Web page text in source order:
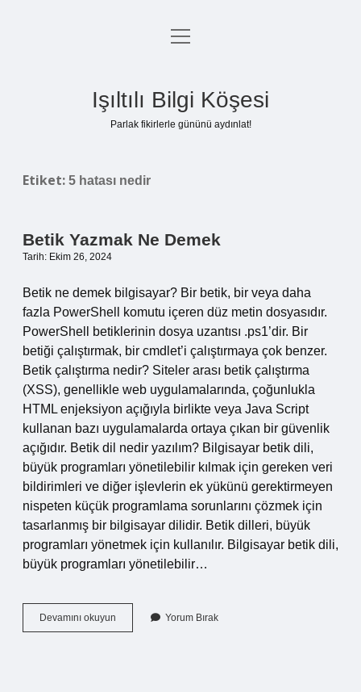
Anasayfa
Yasal Uyarı
menüyü
Işıltılı Bilgi Köşesi
Parlak fikirlerle gününü aydınlat!
Etiket: 5 hatası nedir
Betik Yazmak Ne Demek
Tarih: Ekim 26, 2024
Betik ne demek bilgisayar? Bir betik, bir veya daha
fazla PowerShell komutu içeren düz metin dosyasıdır.
PowerShell betiklerinin dosya uzantısı .ps1’dir. Bir
betiği çalıştırmak, bir cmdlet’i çalıştırmaya çok benzer.
Betik çalıştırma nedir? Siteler arası betik çalıştırma
(XSS), genellikle web uygulamalarında, çoğunlukla
HTML enjeksiyon açığıyla birlikte veya Java Script
kullanan bazı uygulamalarda ortaya çıkan bir güvenlik
açığıdır. Betik dil nedir yazılım? Bilgisayar betik dili,
büyük programları yönetilebilir kılmak için gereken veri
bildirimleri ve diğer işlevlerin ek yükünü gerektirmeyen
nispeten küçük programlama sorunlarını çözmek için
tasarlanmış bir bilgisayar dilidir. Betik dilleri, büyük
programları yönetmek için kullanılır. Bilgisayar betik dili,
büyük programları yönetilebilir…
Devamını okuyun
Yazmak
Yorum Bırak